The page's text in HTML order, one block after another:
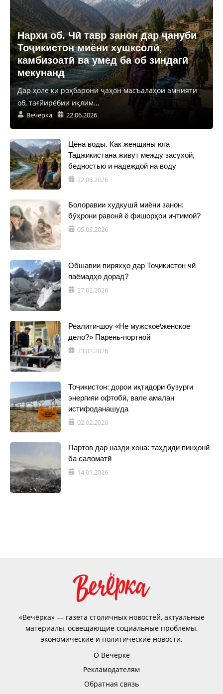
Нархи об. Чӣ тавр занон дар ҷануби
Тоҷикистон миёни хушксолӣ,
камбизоатӣ ва умед ба об зиндагӣ
мекунанд
Дар ҳоле ки роҳбарони ҷаҳон масъалаҳои амнияти
об, тағйирёбии иқлим...
Вечерка 22.06.2026
Цена воды. Как женщины юга
Таджикистана живут между засухой,
бедностью и надеждой на воду
22.06.2026
Болоравии худкушӣ миёни занон:
бӯҳрони равонӣ ё фишорҳои иҷтимоӣ?
05.03.2026
Обшавии пиряхҳо дар Тоҷикистон чӣ
паёмадҳо дорад?
27.02.2026
Реалити-шоу «Не мужское\женское
дело?» Парень-портной
23.02.2026
Тоҷикистон: дорои иқтидори бузурги
энергияи офтобӣ, вале амалан
истифоданашуда
02.02.2026
Партов дар назди хона: таҳдиди пинҳонӣ
ба саломатӣ
14.01.2026
«Вечёрка» — газета столичных новостей, актуальные
материалы, освещающие социальные проблемы,
экономические и политические новости.
О Вечёрке
Рекламодателям
Обратная связь